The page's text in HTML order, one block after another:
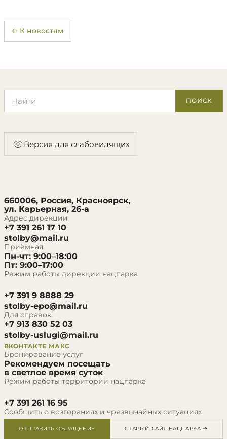
← К новостям
ПОИСК
Версия для слабовидящих
660006, Россия, Красноярск,
ул. Карьерная, 26-а
Адрес дирекции
+7 391 261 17 10
stolby@mail.ru
Приёмная
Пн-чт: 9:00–18:00
Пт: 9:00–17:00
Режим работы дирекции нацпарка
+7 391 9 8888 29
stolby-epo@mail.ru
Для справок
+7 913 830 52 03
stolby-uslugi@mail.ru
ВКОНТАКТЕ МАКС
Бронирование услуг
Рекомендуем посещать
в светлое время суток
Режим работы территории нацпарка
+7 391 261 16 95
Сообщить о возгораниях и чрезвычайных ситуациях
ОТПРАВИТЬ ОБРАЩЕНИЕ СТАРЫЙ САЙТ НАЦПАРКА →